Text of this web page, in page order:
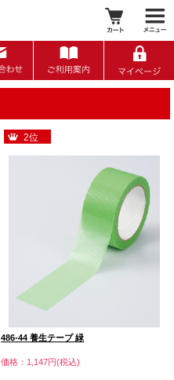
2位
486-44 養生テープ 緑
価格：1,147円(税込)